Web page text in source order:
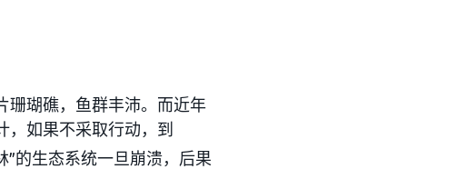
珊瑚礁，鱼群丰沛。而近年
如果不采取行动，到
”的生态系统一旦崩溃，后果